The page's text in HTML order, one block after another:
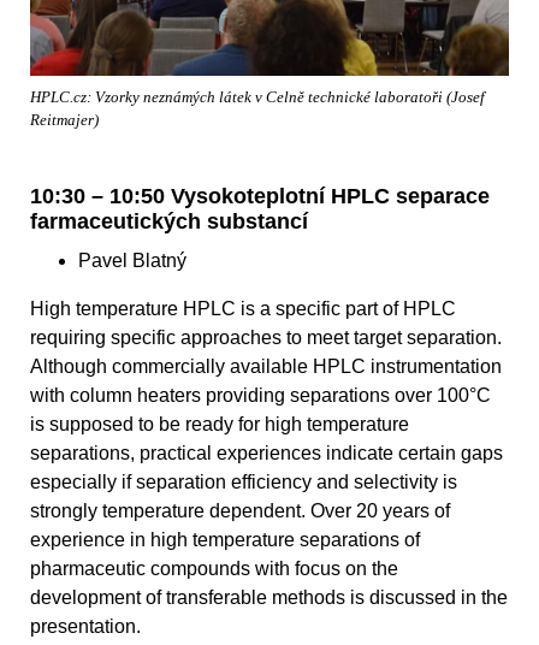
HPLC.cz: Vzorky neznámých látek v Celně technické laboratoři (Josef
Reitmajer)
10:30 – 10:50 Vysokoteplotní HPLC separace
farmaceutických substancí
Pavel Blatný
High temperature HPLC is a specific part of HPLC
requiring specific approaches to meet target separation.
Although commercially available HPLC instrumentation
with column heaters providing separations over 100°C
is supposed to be ready for high temperature
separations, practical experiences indicate certain gaps
especially if separation efficiency and selectivity is
strongly temperature dependent. Over 20 years of
experience in high temperature separations of
pharmaceutic compounds with focus on the
development of transferable methods is discussed in the
presentation.